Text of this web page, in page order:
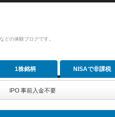
どの体験ブログです。
1株銘柄 NISAで非課税
IPO 事前入金不要